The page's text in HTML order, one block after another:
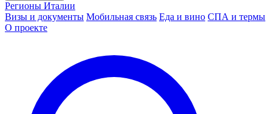
Регионы Италии
Визы и документы Мобильная связь Еда и вино СПА и термы
О проекте